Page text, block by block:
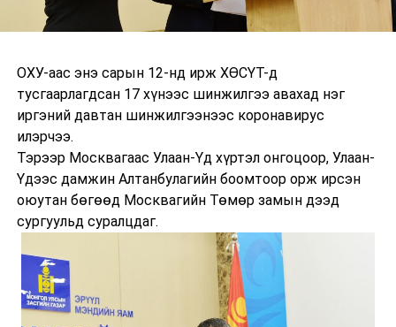
ОХУ-аас энэ сарын 12-нд ирж ХӨСҮТ-д
тусгаарлагдсан 17 хүнээс шинжилгээ авахад нэг
иргэний давтан шинжилгээнээс коронавирус
илэрчээ.
Тэрээр Москвагаас Улаан-Үд хүртэл онгоцоор, Улаан-
Үдээс дамжин Алтанбулагийн боомтоор орж ирсэн
оюутан бөгөөд Москвагийн Төмөр замын дээд
сургуульд суралцдаг.